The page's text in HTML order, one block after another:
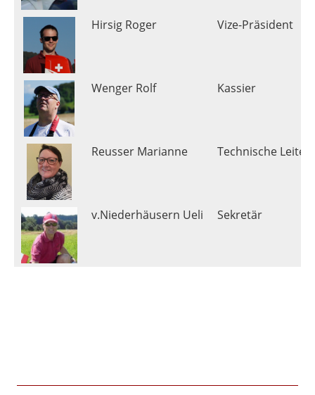
Hirsig Roger Vize-Präsident
Wenger Rolf Kassier
Reusser Marianne Technische
v.Niederhäusern Ueli Sekretär